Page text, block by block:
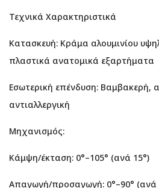
Τεχνικά Χαρακτηριστικά
Κατασκευή: Κράμα αλουμινίου
πλαστικά ανατομικά εξαρτήματα
Εσωτερική επένδυση: Βαμβακερή,
αντιαλλεργική
Μηχανισμός:
Κάμψη/έκταση: 0°–105° (ανά 15°)
Απαγωγή/προσαγωγή: 0°–90° (ανά